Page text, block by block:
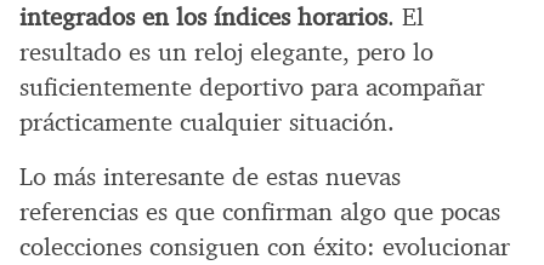
integrados en los índices horarios. El
resultado es un reloj elegante, pero lo
suficientemente deportivo para acompañar
prácticamente cualquier situación.
Lo más interesante de estas nuevas
referencias es que confirman algo que pocas
colecciones consiguen con éxito: evolucionar